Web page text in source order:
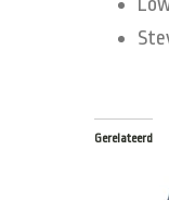
Gerelateerd